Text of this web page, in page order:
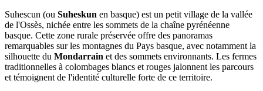
Suhescun (ou Suheskun en basque) est un petit village de la vallée
de l'Ossès, nichée entre les sommets de la chaîne pyrénéenne
basque. Cette zone rurale préservée offre des panoramas
remarquables sur les montagnes du Pays basque, avec notamment la
silhouette du Mondarrain et des sommets environnants. Les fermes
traditionnelles à colombages blancs et rouges jalonnent les parcours
et témoignent de l'identité culturelle forte de ce territoire.